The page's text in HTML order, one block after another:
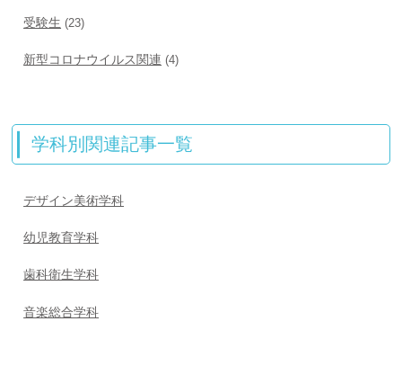
受験生 (23)
新型コロナウイルス関連 (4)
学科別関連記事一覧
デザイン美術学科
幼児教育学科
歯科衛生学科
音楽総合学科